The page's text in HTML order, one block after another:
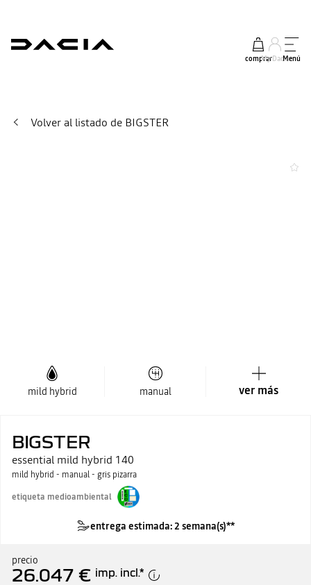
comprarMy DaciaMenú
Volver al listado de BIGSTER
mild hybrid manual ver más
BIGSTER
essential mild hybrid 140
mild hybrid - manual - gris pizarra
etiqueta medioambiental
entrega estimada: 2 semana(s)**
precio
26.047 € imp. incl.*